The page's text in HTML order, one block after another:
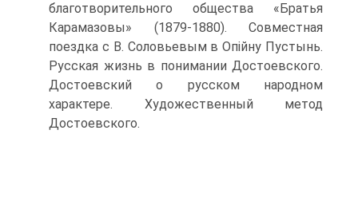
благотворительного общества «Братья
Карамазовы» (1879-1880). Совместная
поездка с В. Соловьевым в Опійну Пустынь.
Русская жизнь в понимании Достоевского.
Достоевский о русском народном
характере. Художественный метод
Достоевского.